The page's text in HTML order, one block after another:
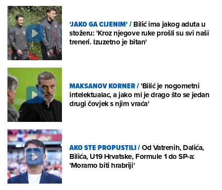
'JAKO GA CIJENIM'/Bilić ima jakog aduta u
stožeru: 'Kroz njegove ruke prošli su svi naši
treneri. Izuzetno je bitan'
MAKSANOV KORNER/'Bilić je nogometni
intelektualac, a jako mi je drago što se jedan
drugi čovjek s njim vraća'
AKO STE PROPUSTILI/Od Vatrenih, Dalića,
Bilića, U19 Hrvatske, Formule 1 do SP-a:
'Moramo biti hrabriji'